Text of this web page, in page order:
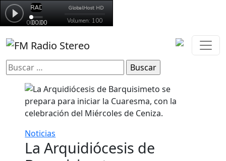
Buscar:
Noticias
La Arquidiócesis de